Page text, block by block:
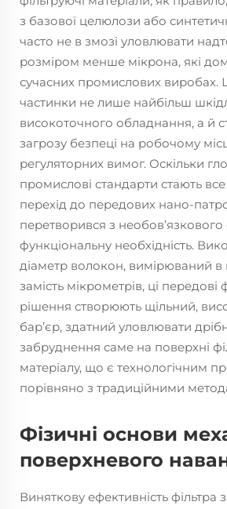
з базової целюлози або
часто не в змозі уловлювати
розміром менше мікрона, які
сучасних промислових виробах.
частинки не лише найбільш
високоточного обладнання, а й
загрозу безпеці на робочому
регуляторних вимог. Оскільки
промислові стандарти стають
перехід до передових нано-
перетворився з
функціональну необхідність.
діаметр волокон, вимірюваний
замість мікрометрів, ці передові
рішення створюють щільний,
бар’єр, здатний уловлювати
забруднення саме на поверхні
матеріалу, що є технологічним
порівняно з традиційними
Фізичні основи
поверхневого
Виняткову ефективність